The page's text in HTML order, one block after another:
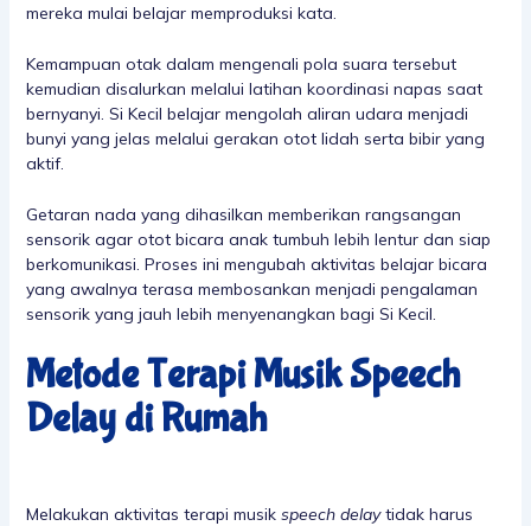
mereka mulai belajar memproduksi kata.
Kemampuan otak dalam mengenali pola suara tersebut
kemudian disalurkan melalui latihan koordinasi napas saat
bernyanyi. Si Kecil belajar mengolah aliran udara menjadi
bunyi yang jelas melalui gerakan otot lidah serta bibir yang
aktif.
Getaran nada yang dihasilkan memberikan rangsangan
sensorik agar otot bicara anak tumbuh lebih lentur dan siap
berkomunikasi. Proses ini mengubah aktivitas belajar bicara
yang awalnya terasa membosankan menjadi pengalaman
sensorik yang jauh lebih menyenangkan bagi Si Kecil.
Metode Terapi Musik Speech
Delay di Rumah
Melakukan aktivitas terapi musik speech delaytidak harus